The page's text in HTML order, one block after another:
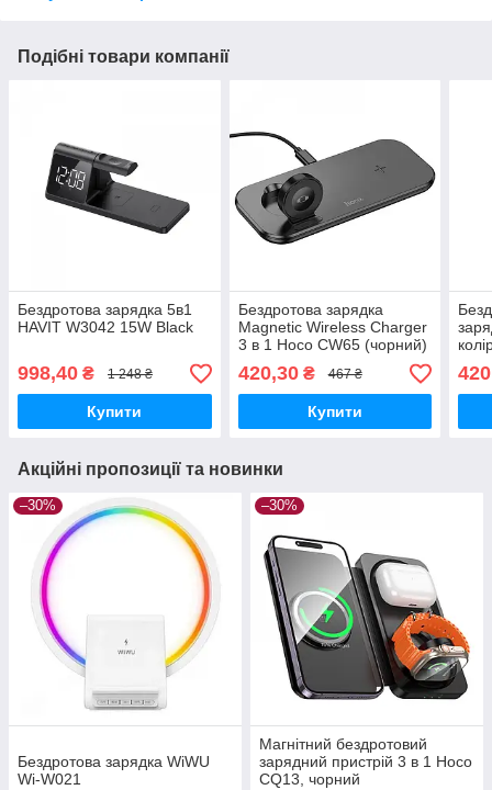
Подібні товари компанії
Бездротова зарядка 5в1
HAVIT W3042 15W Black
998,40 ₴ 1 248 ₴
Купити
Бездротова зарядка
Magnetic Wireless Charger
3 в 1 Hoco CW65 (чорний)
420,30₴ 467 ₴
Купити
Акційні пропозиції та новинки
–30%
Бездротова зарядка WiWU
Wi-W021
–30%
Магнітний бездротовий
зарядний пристрій 3 в 1 Hoco
CQ13, чорний